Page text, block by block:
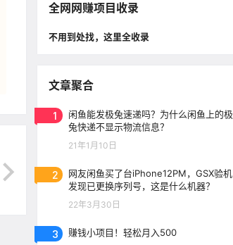
全网网赚项目收录
不用到处找，这里全收录
文章聚合
1
闲鱼能发极兔速递吗？为什么闲鱼上的极
兔快递不显示物流信息？
21年1月10日
2
网友闲鱼买了台iPhone12PM，GSX验机
发现已更换序列号，这是什么机器？
22年3月30日
3 赚钱小项目！轻松月入500